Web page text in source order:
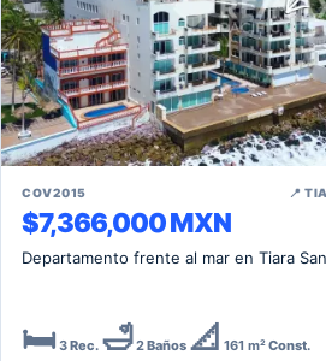
COV2015 📍
$7,366,000 MXN
Departamento frente al mar en Tiara
🛏️ 3Rec. 🛁2Baños 📐 161 m²Const.